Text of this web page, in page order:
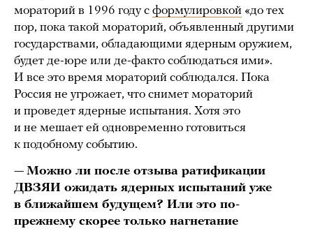
мораторий в 1996 году с формулировкой «до тех
пор, пока такой мораторий, объявленный другими
государствами, обладающими ядерным оружием,
будет де-юре или де-факто соблюдаться ими».
И все это время мораторий соблюдался. Пока
Россия не угрожает, что снимет мораторий
и проведет ядерные испытания. Хотя это
и не мешает ей одновременно готовиться
к подобному событию.
— Можно ли после отзыва ратификации
ДВЗЯИ ожидать ядерных испытаний уже
в ближайшем будущем? Или это по-
прежнему скорее только нагнетание